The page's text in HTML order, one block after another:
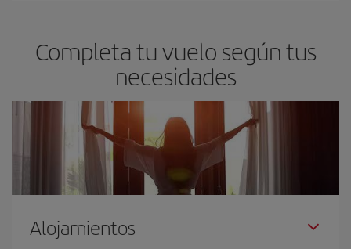
Completa tu vuelo según tus
necesidades
Alojamientos